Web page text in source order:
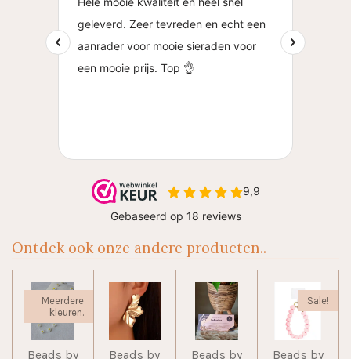
Ontdek ook onze andere producten..
Meerdere
kleuren.
Beads by
Beads by
Beads by
Sale!
Beads by